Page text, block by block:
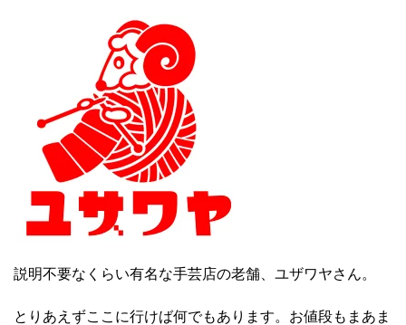
説明不要なくらい有名な手芸店の老舗、ユザワヤさん。
とりあえずここに行けば何でもあります。お値段もまあま